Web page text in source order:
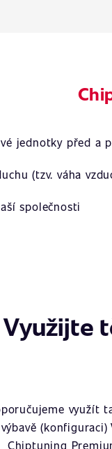
jednotky před a
(tzv. váha
společnosti
Využijte
využít
výbavě
Chiptuning